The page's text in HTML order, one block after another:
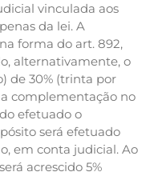
vinculada aos
da lei. A
forma do art. 892,
alternativamente, o
de 30% (trinta por
complementação no
efetuado o
será efetuado
em conta judicial. Ao
acrescido 5%